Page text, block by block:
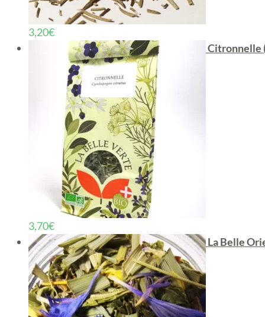
3,20€
Citronnelle
3,70€
La Belle